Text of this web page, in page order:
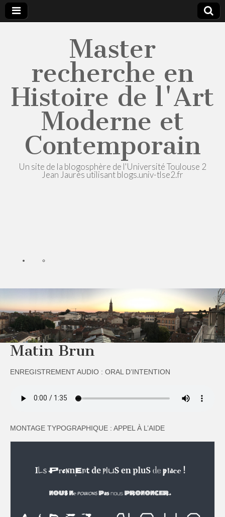
Master
recherche en
Histoire de l'Art
Moderne et
Contemporain
Un site de la blogosphère de l'Université Toulouse 2
Jean Jaurès utilisant blogs.univ-tlse2.fr
Matin Brun
ENREGISTREMENT AUDIO : ORAL D’INTENTION
MONTAGE TYPOGRAPHIQUE : APPEL À L’AIDE